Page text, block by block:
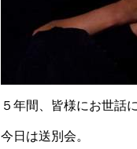
５年間、皆様にお世話
今日は送別会。